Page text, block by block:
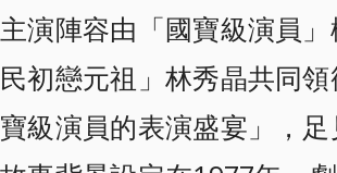
演陣容由「國寶級演員
初戀元祖」林秀晶共同
寶級演員的表演盛宴」，